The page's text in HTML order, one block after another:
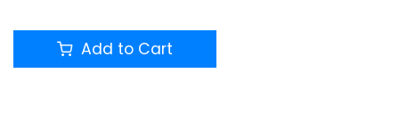
Add to Cart